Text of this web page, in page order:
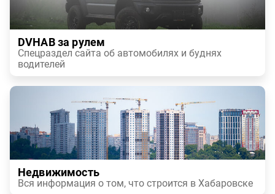
DVHAB за рулем
Спецраздел сайта об автомобилях и буднях
водителей
Недвижимость
Вся информация о том, что строится в Хабаровске